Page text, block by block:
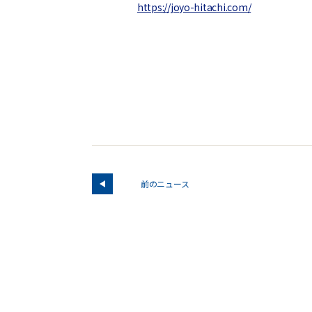
https://joyo-hitachi.com/
前のニュース